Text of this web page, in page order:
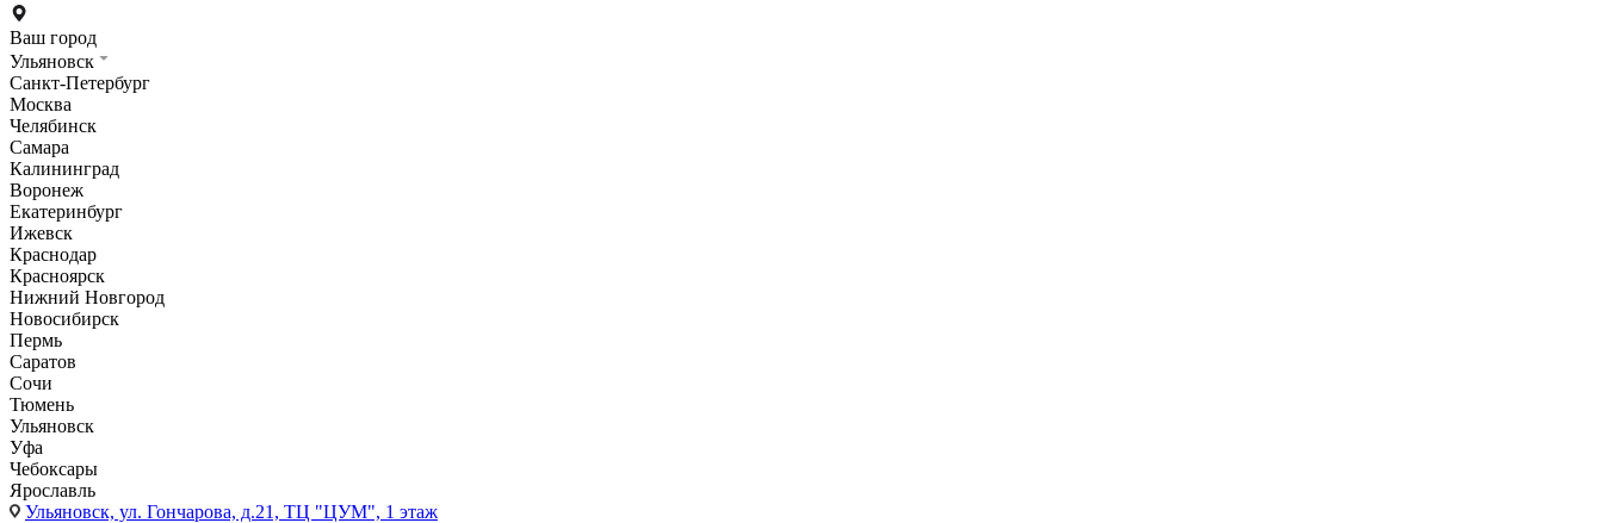
Ваш город
Ульяновск
Санкт-Петербург
Москва
Челябинск
Самара
Калининград
Воронеж
Екатеринбург
Ижевск
Краснодар
Красноярск
Нижний Новгород
Новосибирск
Пермь
Саратов
Сочи
Тюмень
Ульяновск
Уфа
Чебоксары
Ярославль
Ульяновск, ул. Гончарова, д.21, ТЦ "ЦУМ", 1 этаж